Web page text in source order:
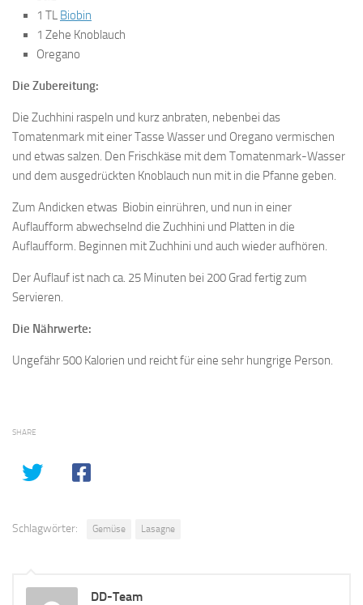
1 TL Biobin
1 Zehe Knoblauch
Oregano
Die Zubereitung:
Die Zuchhini raspeln und kurz anbraten, nebenbei das
Tomatenmark mit einer Tasse Wasser und Oregano vermischen
und etwas salzen. Den Frischkäse mit dem Tomatenmark-Wasser
und dem ausgedrückten Knoblauch nun mit in die Pfanne geben.
Zum Andicken etwas Biobin einrühren, und nun in einer
Auflaufform abwechselnd die Zuchhini und Platten in die
Auflaufform. Beginnen mit Zuchhini und auch wieder aufhören.
Der Auflauf ist nach ca. 25 Minuten bei 200 Grad fertig zum
Servieren.
Die Nährwerte:
Ungefähr 500 Kalorien und reicht für eine sehr hungrige Person.
SHARE
Schlagwörter: Gemüse Lasagne
DD-Team